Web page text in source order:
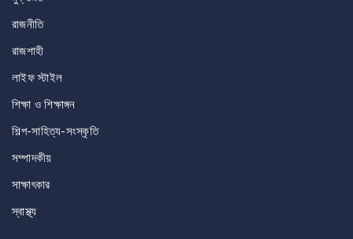
রাজনীতি
রাজশাহী
লাইফ স্টাইল
শিক্ষা ও শিক্ষাঙ্গন
শিল্প-সাহিত্য-সংস্কৃতি
সম্পাদকীয়
সাক্ষাৎকার
স্বাস্থ্য